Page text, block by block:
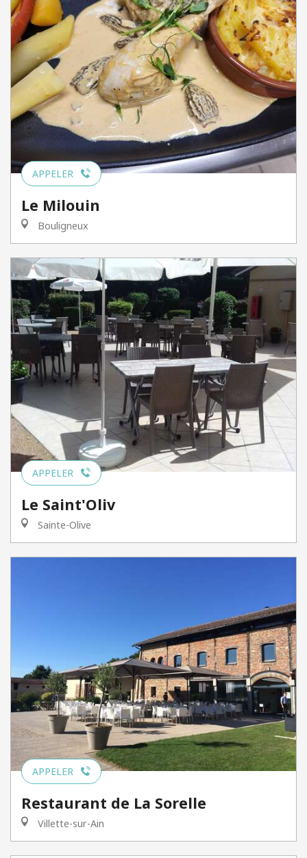
APPELER
Le Milouin
Bouligneux
APPELER
Le Saint'Oliv
Sainte-Olive
APPELER
Restaurant de La Sorelle
Villette-sur-Ain